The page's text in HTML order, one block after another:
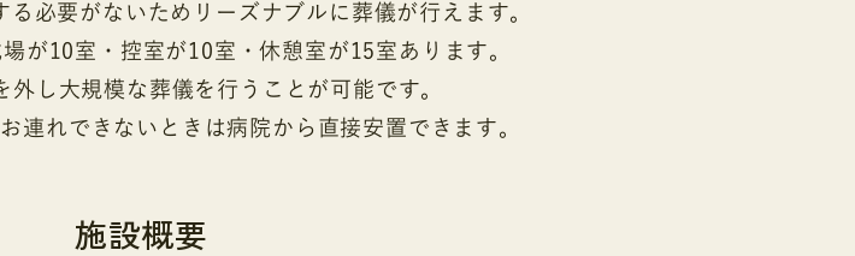
必要がないためリーズナブルに葬儀が行えます。
が10室・控室が10室・休憩室が15室あります。
し大規模な葬儀を行うことが可能です。
連れできないときは病院から直接安置できます。
施設概要